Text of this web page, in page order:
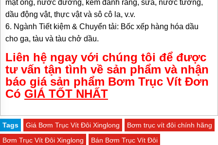
mật ong, nước đường, kem đánh răng, sữa, nước tương,
dầu động vật, thực vật và sô cô la, v.v.
6. Ngành Tiết kiệm & Chuyển tải: Bốc xếp hàng hóa dầu
cho ga, tàu và tàu chở dầu.
Liên hệ ngay với chúng tôi để được
tư vấn tận tình về sản phẩm và nhận
báo giá sản phẩm Bơm Trục Vít Đơn
Có GIÁ TỐT NHẤT
Tags Giá Bơm Trục Vít Đôi Xinglong
Bơm trục vít đôi chính hãng
Bơm Trục Vít Đôi Xinglong
Bán Bơm Trục Vít Đôi